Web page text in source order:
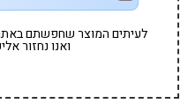
לעיתים המוצר שחפשתם באתר
ואנו נחזור